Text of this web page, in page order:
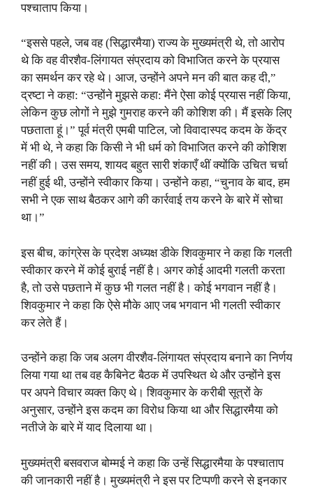
पश्चाताप किया।
“इससे पहले, जब वह (सिद्धारमैया) राज्य के मुख्यमंत्री थे, तो आरोप
थे कि वह वीरशैव-लिंगायत संप्रदाय को विभाजित करने के प्रयास
का समर्थन कर रहे थे। आज, उन्होंने अपने मन की बात कह दी,”
द्रष्टा ने कहा: “उन्होंने मुझसे कहा: मैंने ऐसा कोई प्रयास नहीं किया,
लेकिन कुछ लोगों ने मुझे गुमराह करने की कोशिश की। मैं इसके लिए
पछताता हूं।” पूर्व मंत्री एमबी पाटिल, जो विवादास्पद कदम के केंद्र
में भी थे, ने कहा कि किसी ने भी धर्म को विभाजित करने की कोशिश
नहीं की। उस समय, शायद बहुत सारी शंकाएँ थीं क्योंकि उचित चर्चा
नहीं हुई थी, उन्होंने स्वीकार किया। उन्होंने कहा, “चुनाव के बाद, हम
सभी ने एक साथ बैठकर आगे की कार्रवाई तय करने के बारे में सोचा
था।”
इस बीच, कांग्रेस के प्रदेश अध्यक्ष डीके शिवकुमार ने कहा कि गलती
स्वीकार करने में कोई बुराई नहीं है। अगर कोई आदमी गलती करता
है, तो उसे पछताने में कुछ भी गलत नहीं है। कोई भगवान नहीं है।
शिवकुमार ने कहा कि ऐसे मौके आए जब भगवान भी गलती स्वीकार
कर लेते हैं।
उन्होंने कहा कि जब अलग वीरशैव-लिंगायत संप्रदाय बनाने का निर्णय
लिया गया था तब वह कैबिनेट बैठक में उपस्थित थे और उन्होंने इस
पर अपने विचार व्यक्त किए थे। शिवकुमार के करीबी सूत्रों के
अनुसार, उन्होंने इस कदम का विरोध किया था और सिद्धारमैया को
नतीजे के बारे में याद दिलाया था।
मुख्यमंत्री बसवराज बोम्मई ने कहा कि उन्हें सिद्धारमैया के पश्चाताप
की जानकारी नहीं है। मुख्यमंत्री ने इस पर टिप्पणी करने से इनकार